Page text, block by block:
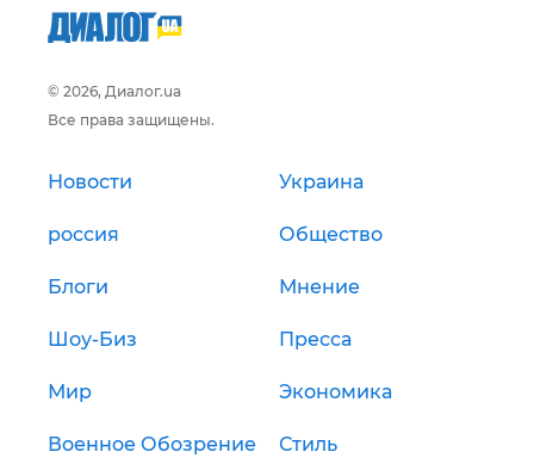
© 2026, Диалог.ua
Все права защищены.
Новости Украина
россия Общество
Блоги Мнение
Шоу-Биз Пресса
Мир Экономика
Военное Обозрение Стиль